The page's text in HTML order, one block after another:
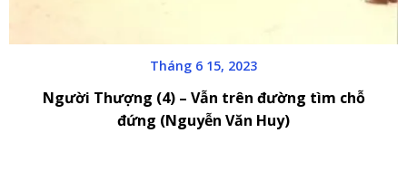
Tháng 6 15, 2023
Người Thượng (4) – Vẫn trên đường tìm chỗ
đứng (Nguyễn Văn Huy)